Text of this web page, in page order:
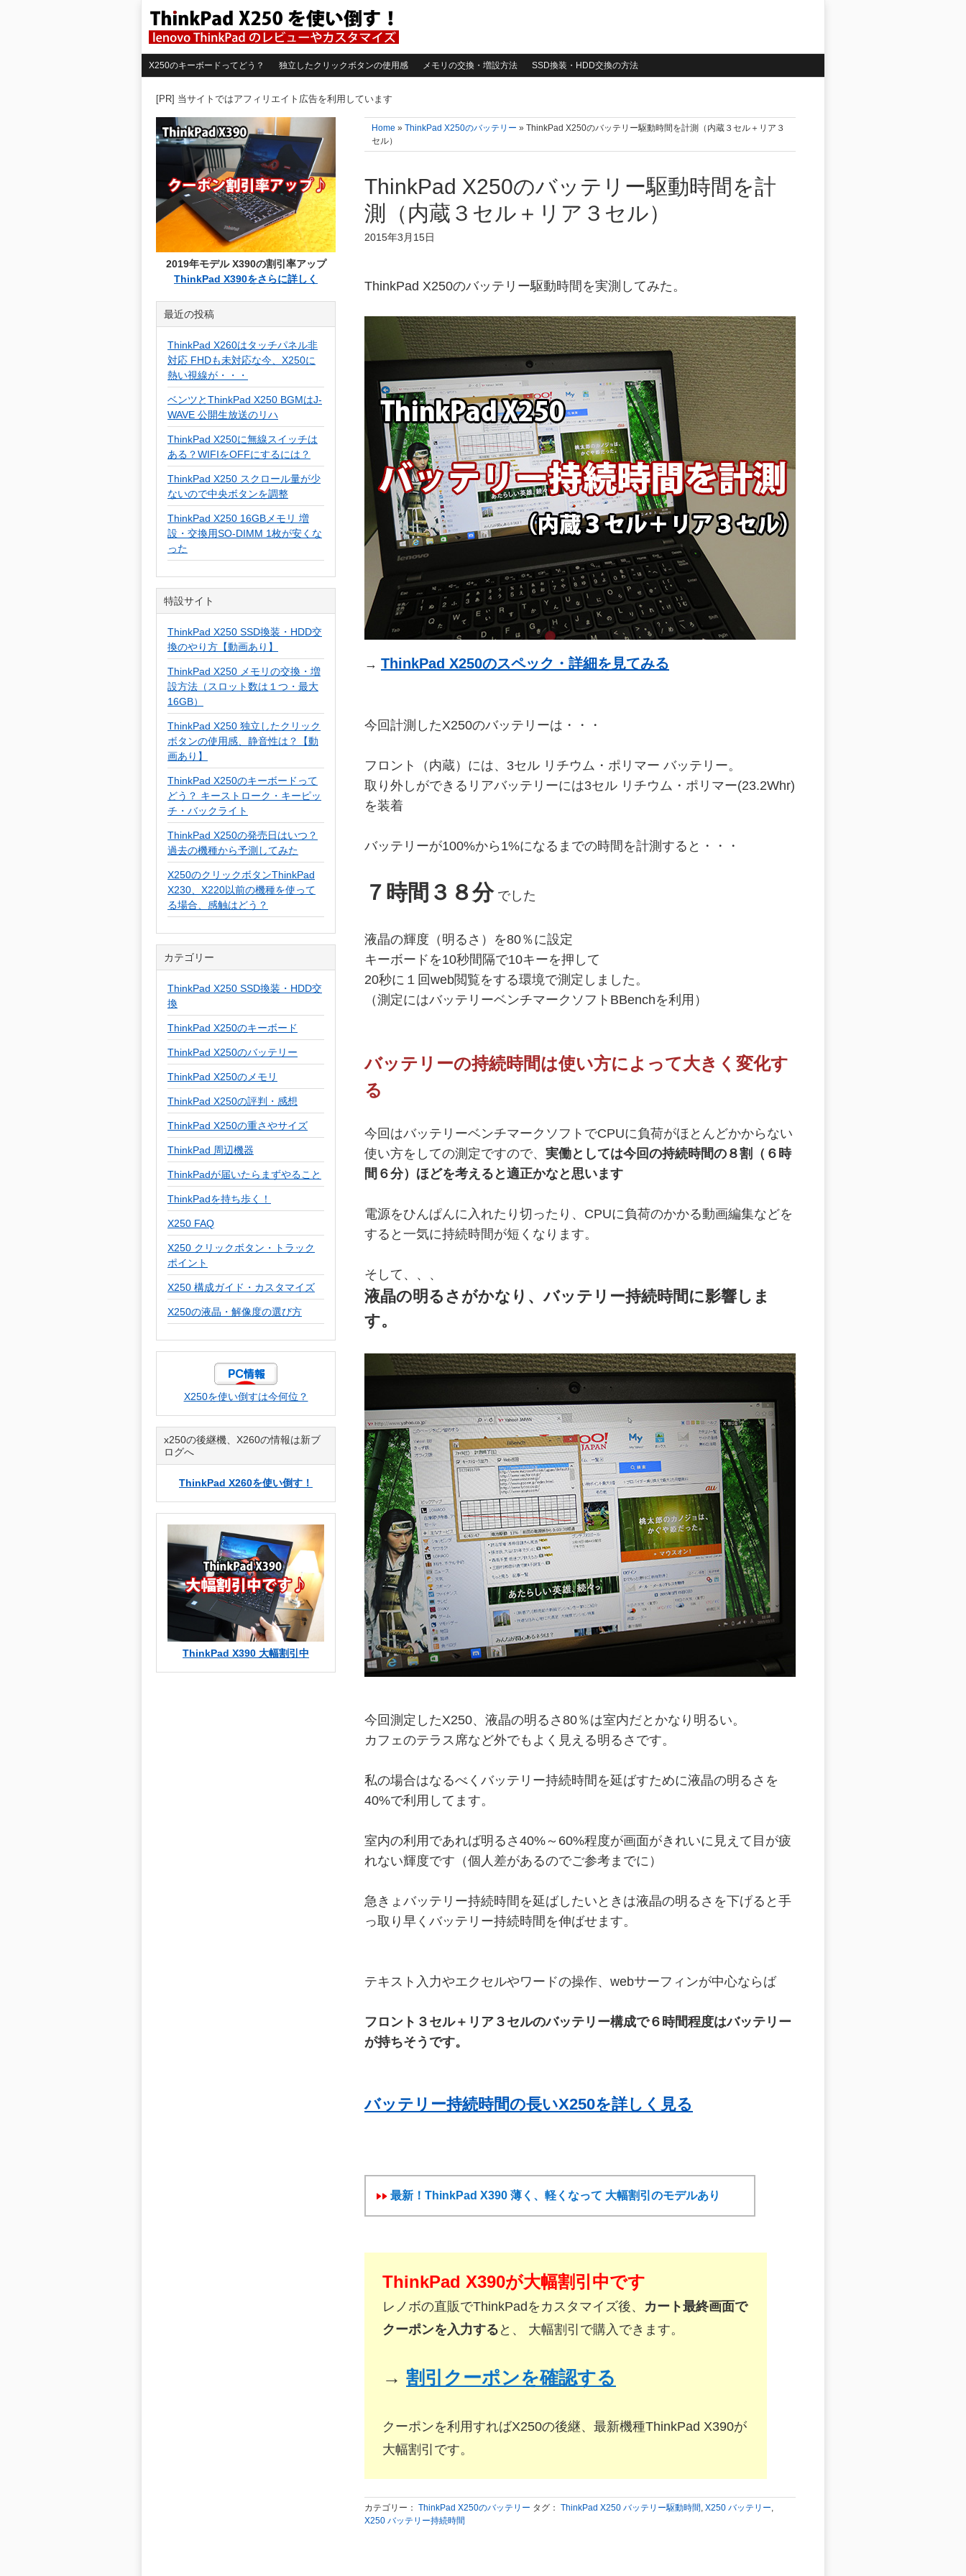
X250のキーボードってどう？ 独立したクリックボタンの使用感 メモリの交換・増設方法 SSD換装・HDD交換の方法
[PR] 当サイトではアフィリエイト広告を利用しています
Home » ThinkPad X250のバッテリー » ThinkPad X250のバッテリー駆動時間を計測（内蔵３セル＋リア３
セル）
ThinkPad X250のバッテリー駆動時間を計
測（内蔵３セル＋リア３セル）
2015年3月15日
ThinkPad X250のバッテリー駆動時間を実測してみた。
→ ThinkPad X250のスペック・詳細を見てみる
今回計測したX250のバッテリーは・・・
フロント（内蔵）には、3セル リチウム・ポリマー バッテリー。
取り外しができるリアバッテリーには3セル リチウム・ポリマー(23.2Whr)
を装着
バッテリーが100%から1%になるまでの時間を計測すると・・・
７時間３８分でした
液晶の輝度（明るさ）を80％に設定
キーボードを10秒間隔で10キーを押して
20秒に１回web閲覧をする環境で測定しました。
（測定にはバッテリーベンチマークソフトBBenchを利用）
バッテリーの持続時間は使い方によって大きく変化す
る
今回はバッテリーベンチマークソフトでCPUに負荷がほとんどかからない
使い方をしての測定ですので、 実働としては今回の持続時間の８割（６時
間６分）ほどを考えると適正かなと思います
電源をひんぱんに入れたり切ったり、CPUに負荷のかかる動画編集などを
すると一気に持続時間が短くなります。
そして、、、
液晶の明るさがかなり、バッテリー持続時間に影響しま
す。
今回測定したX250、液晶の明るさ80％は室内だとかなり明るい。
カフェのテラス席など外でもよく見える明るさです。
私の場合はなるべくバッテリー持続時間を延ばすために液晶の明るさを
40%で利用してます。
室内の利用であれば明るさ40%～60%程度が画面がきれいに見えて目が疲
れない輝度です（個人差があるのでご参考までに）
急きょバッテリー持続時間を延ばしたいときは液晶の明るさを下げると手
っ取り早くバッテリー持続時間を伸ばせます。
テキスト入力やエクセルやワードの操作、webサーフィンが中心ならば
フロント３セル＋リア３セルのバッテリー構成で６時間程度はバッテリー
が持ちそうです。
バッテリー持続時間の長いX250を詳しく見る
最新！ThinkPad X390 薄く、軽くなって 大幅割引のモデルあり
ThinkPad X390が大幅割引中です
レノボの直販でThinkPadをカスタマイズ後、 カート最終画面で
クーポンを入力する と、 大幅割引で購入できます。
→ 割引クーポンを確認する
クーポンを利用すればX250の後継、最新機種ThinkPad X390が
大幅割引です。
カテゴリー： ThinkPad X250のバッテリー タグ： ThinkPad X250 バッテリー駆動時間, X250 バッテリー,
X250 バッテリー持続時間
2019年モデル X390の割引率アップ
ThinkPad X390をさらに詳しく
最近の投稿
ThinkPad X260はタッチパネル非
対応 FHDも未対応な今、X250に
熱い視線が・・・
ベンツとThinkPad X250 BGMはJ-
WAVE 公開生放送のリハ
ThinkPad X250に無線スイッチは
ある？WIFIをOFFにするには？
ThinkPad X250 スクロール量が少
ないので中央ボタンを調整
ThinkPad X250 16GBメモリ 増
設・交換用SO-DIMM 1枚が安くな
った
特設サイト
ThinkPad X250 SSD換装・HDD交
換のやり方【動画あり】
ThinkPad X250 メモリの交換・増
設方法（スロット数は１つ・最大
16GB）
ThinkPad X250 独立したクリック
ボタンの使用感、静音性は？【動
画あり】
ThinkPad X250のキーボードって
どう？ キーストローク・キーピッ
チ・バックライト
ThinkPad X250の発売日はいつ？
過去の機種から予測してみた
X250のクリックボタンThinkPad
X230、X220以前の機種を使って
る場合、感触はどう？
カテゴリー
ThinkPad X250 SSD換装・HDD交
換
ThinkPad X250のキーボード
ThinkPad X250のバッテリー
ThinkPad X250のメモリ
ThinkPad X250の評判・感想
ThinkPad X250の重さやサイズ
ThinkPad 周辺機器
ThinkPadが届いたらまずやること
ThinkPadを持ち歩く！
X250 FAQ
X250 クリックボタン・トラック
ポイント
X250 構成ガイド・カスタマイズ
X250の液晶・解像度の選び方
X250を使い倒すは今何位？
x250の後継機、X260の情報は新ブ
ログへ
ThinkPad X260を使い倒す！
ThinkPad X390 大幅割引中